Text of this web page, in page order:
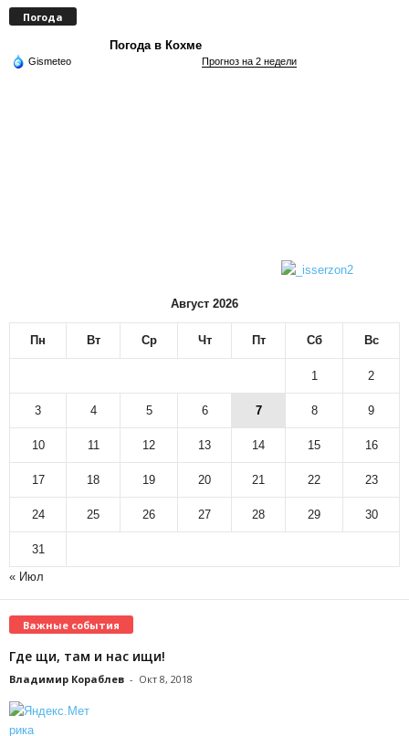
Погода
Погода в Кохме
Gismeteo Прогноз на 2 недели
Август 2026
Пн Вт Ср Чт Пт Сб Вс
1 2
3 4 5 6 7 8 9
10 11 12 13 14 15 16
17 18 19 20 21 22 23
24 25 26 27 28 29 30
31
« Июл
Важные события
Где щи, там и нас ищи!
Владимир Кораблев - Окт 8, 2018